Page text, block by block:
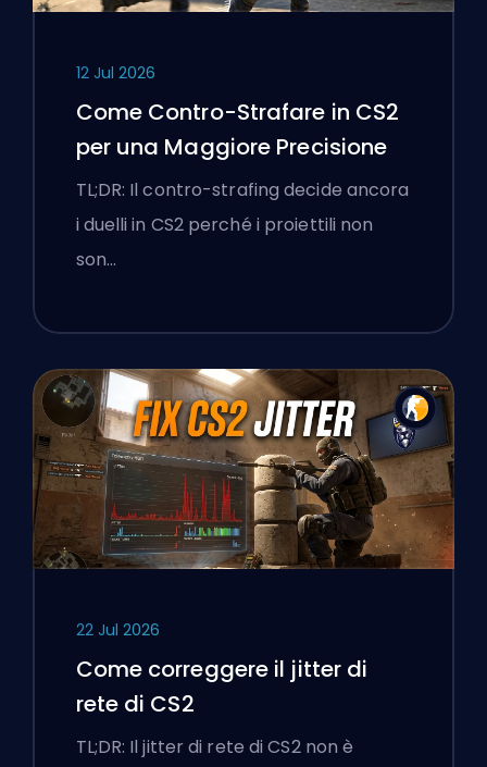
12 Jul 2026
Come Contro-Strafare in CS2
per una Maggiore Precisione
TL;DR: Il contro-strafing decide ancora
i duelli in CS2 perché i proiettili non
son…
22 Jul 2026
Come correggere il jitter di
rete di CS2
TL;DR: Il jitter di rete di CS2 non è